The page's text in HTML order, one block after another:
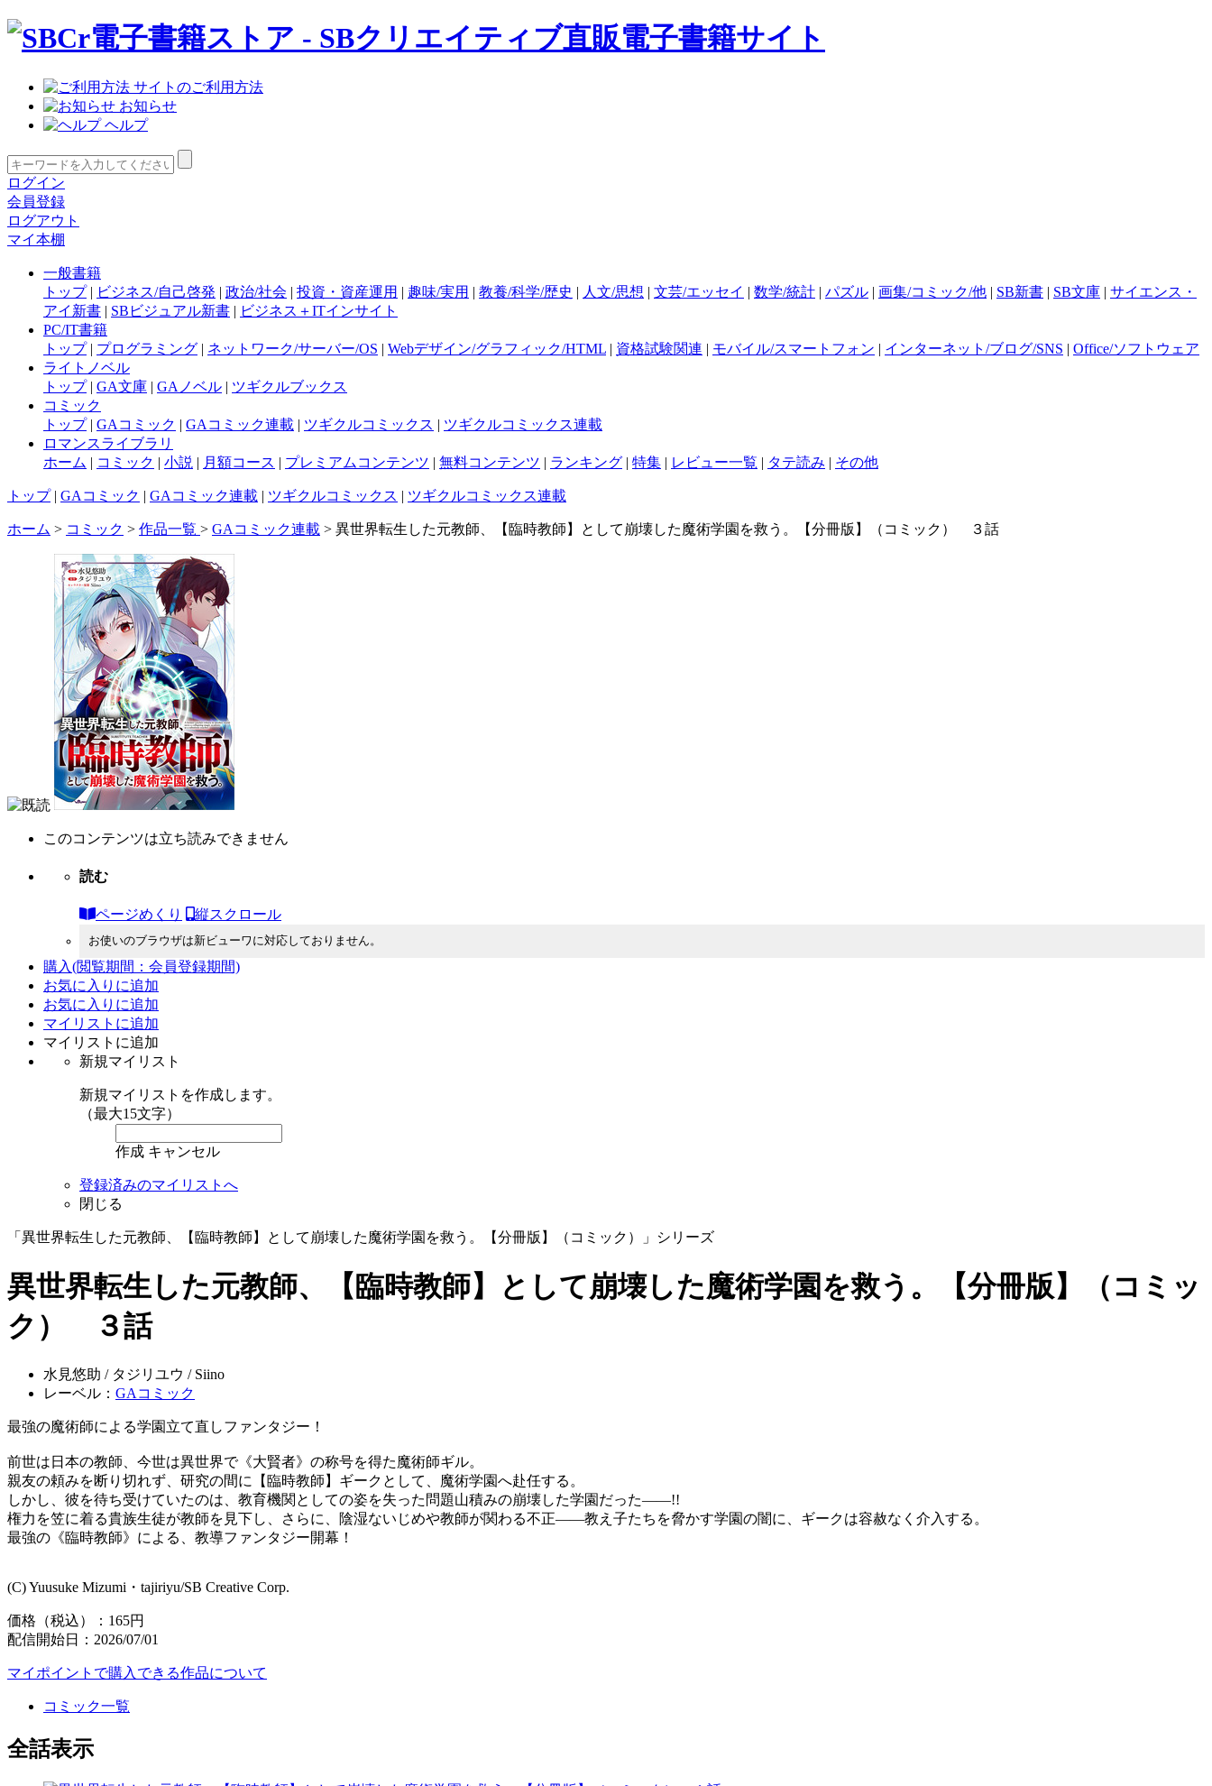
サイトのご利用方法
お知らせ
ヘルプ
ログイン
会員登録
ログアウト
マイ本棚
一般書籍
トップ| ビジネス/自己啓発 | 政治/社会 | 投資・資産運用 | 趣味/実用 | 教養/科学/歴史 | 人文/思想 | 文芸/エッセイ | 数学/統計 | パズル | 画集/コミック/他 | SB新書 | SB文庫 | サイエンス・
アイ新書 | SBビジュアル新書 | ビジネス＋ITインサイト
PC/IT書籍
トップ| プログラミング | ネットワーク/サーバー/OS | Webデザイン/グラフィック/HTML | 資格試験関連 | モバイル/スマートフォン | インターネット/ブログ/SNS | Office/ソフトウェア
ライトノベル
トップ| GA文庫 | GAノベル | ツギクルブックス
コミック
トップ| GAコミック | GAコミック連載 | ツギクルコミックス | ツギクルコミックス連載
ロマンスライブラリ
ホーム | コミック | 小説 | 月額コース | プレミアムコンテンツ | 無料コンテンツ | ランキング | 特集 | レビュー一覧 | タテ読み | その他
トップ| GAコミック | GAコミック連載 | ツギクルコミックス | ツギクルコミックス連載
ホーム > コミック > 作品一覧 > GAコミック連載 > 異世界転生した元教師、【臨時教師】として崩壊した魔術学園を救う。【分冊版】（コミック） ３話
このコンテンツは立ち読みできません
読む
ページめくり 縦スクロール
お使いのブラウザは新ビューワに対応しておりません。
購入(閲覧期間：会員登録期間)
お気に入りに追加
お気に入りに追加
マイリストに追加
マイリストに追加
新規マイリスト
新規マイリストを作成します。
（最大15文字）
作成 キャンセル
登録済みのマイリストへ
閉じる
「異世界転生した元教師、【臨時教師】として崩壊した魔術学園を救う。【分冊版】（コミック）」シリーズ
異世界転生した元教師、【臨時教師】として崩壊した魔術学園を救う。【分冊版】（コミッ
ク） ３話
水見悠助 / タジリユウ / Siino
レーベル： GAコミック
最強の魔術師による学園立て直しファンタジー！
前世は日本の教師、今世は異世界で《大賢者》の称号を得た魔術師ギル。
親友の頼みを断り切れず、研究の間に【臨時教師】ギークとして、魔術学園へ赴任する。
しかし、彼を待ち受けていたのは、教育機関としての姿を失った問題山積みの崩壊した学園だった――!!
権力を笠に着る貴族生徒が教師を見下し、さらに、陰湿ないじめや教師が関わる不正――教え子たちを脅かす学園の闇に、ギークは容赦なく介入する。
最強の《臨時教師》による、教導ファンタジー開幕！
(C) Yuusuke Mizumi・tajiriyu/SB Creative Corp.
価格（税込）：165円
配信開始日：2026/07/01
マイポイントで購入できる作品について
コミック一覧
全話表示